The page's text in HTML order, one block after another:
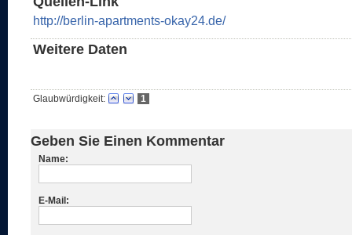
http://berlin-apartments-okay24.de/
Weitere Daten
Glaubwürdigkeit: 1
Geben Sie Einen Kommentar
Name:
E-Mail: